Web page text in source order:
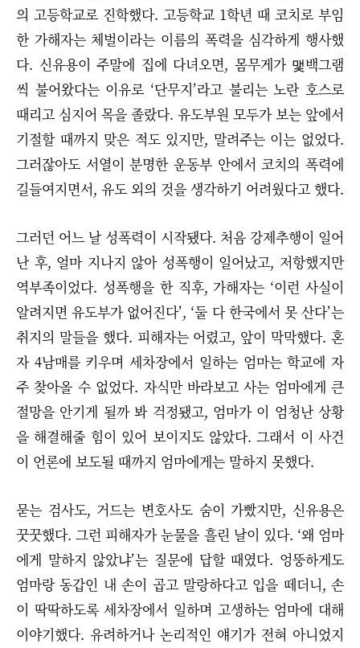
의 고등학교로 진학했다. 고등학교 1학년 때 코치로 부임
한 가해자는 체벌이라는 이름의 폭력을 심각하게 행사했
다. 신유용이 주말에 집에 다녀오면, 몸무게가 맻백그램
씩 불어왔다는 이유로 ‘단무지’라고 불리는 노란 호스로
때리고 심지어 목을 졸랐다. 유도부원 모두가 보는 앞에서
기절할 때까지 맞은 적도 있지만, 말려주는 이는 없었다.
그러잖아도 서열이 분명한 운동부 안에서 코치의 폭력에
길들여지면서, 유도 외의 것을 생각하기 어려웠다고 했다.
그러던 어느 날 성폭력이 시작됐다. 처음 강제추행이 일어
난 후, 얼마 지나지 않아 성폭행이 일어났고, 저항했지만
역부족이었다. 성폭행을 한 직후, 가해자는 ‘이런 사실이
알려지면 유도부가 없어진다’, ‘둘 다 한국에서 못 산다’는
취지의 말들을 했다. 피해자는 어렸고, 앞이 막막했다. 혼
자 4남매를 키우며 세차장에서 일하는 엄마는 학교에 자
주 찾아올 수 없었다. 자식만 바라보고 사는 엄마에게 큰
절망을 안기게 될까 봐 걱정됐고, 엄마가 이 엄청난 상황
을 해결해줄 힘이 있어 보이지도 않았다. 그래서 이 사건
이 언론에 보도될 때까지 엄마에게는 말하지 못했다.
묻는 검사도, 거드는 변호사도 숨이 가빴지만, 신유용은
꿋꿋했다. 그런 피해자가 눈물을 흘린 날이 있다. ‘왜 엄마
에게 말하지 않았냐’는 질문에 답할 때였다. 엉뚱하게도
엄마랑 동갑인 내 손이 곱고 말랑하다고 입을 떼더니, 손
이 딱딱하도록 세차장에서 일하며 고생하는 엄마에 대해
이야기했다. 유려하거나 논리적인 얘기가 전혀 아니었지